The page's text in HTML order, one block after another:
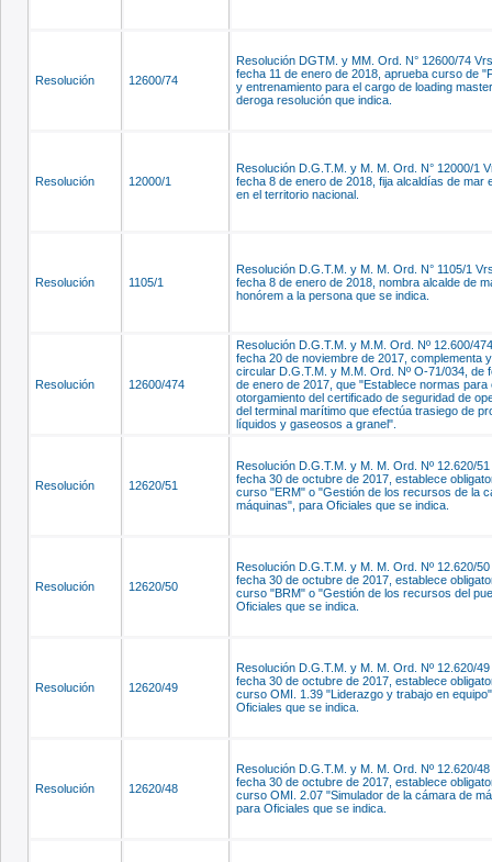
Resolución 12600/74
Resolución DGTM. y MM. Ord. N° 12600/74
fecha 11 de enero de 2018, aprueba curso de
y entrenamiento para el cargo de loading
deroga resolución que indica.
Resolución 12000/1
Resolución D.G.T.M. y M. M. Ord. N° 12000/1
fecha 8 de enero de 2018, fija alcaldías de mar
en el territorio nacional.
Resolución 1105/1
Resolución D.G.T.M. y M. M. Ord. N° 1105/1
fecha 8 de enero de 2018, nombra alcalde de
honórem a la persona que se indica.
Resolución 12600/474
Resolución D.G.T.M. y M.M. Ord. Nº 12.600/
fecha 20 de noviembre de 2017, complementa
circular D.G.T.M. y M.M. Ord. Nº O-71/034, de
de enero de 2017, que "Establece normas para
otorgamiento del certificado de seguridad de
del terminal marítimo que efectúa trasiego de
líquidos y gaseosos a granel".
Resolución 12620/51
Resolución D.G.T.M. y M. M. Ord. Nº 12.620/
fecha 30 de octubre de 2017, establece
curso "ERM" o "Gestión de los recursos de la
máquinas", para Oficiales que se indica.
Resolución 12620/50
Resolución D.G.T.M. y M. M. Ord. Nº 12.620/
fecha 30 de octubre de 2017, establece
curso "BRM" o "Gestión de los recursos del
Oficiales que se indica.
Resolución 12620/49
Resolución D.G.T.M. y M. M. Ord. Nº 12.620/
fecha 30 de octubre de 2017, establece
curso OMI. 1.39 "Liderazgo y trabajo en
Oficiales que se indica.
Resolución 12620/48
Resolución D.G.T.M. y M. M. Ord. Nº 12.620/
fecha 30 de octubre de 2017, establece
curso OMI. 2.07 "Simulador de la cámara de
para Oficiales que se indica.